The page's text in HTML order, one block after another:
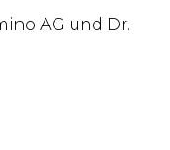
AG und Dr.